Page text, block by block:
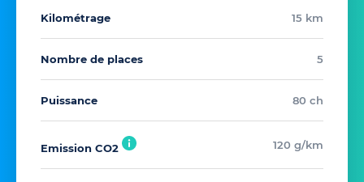
Kilométrage 15 km
Nombre de places 5
Puissance 80 ch
Emission CO2 120 g/km